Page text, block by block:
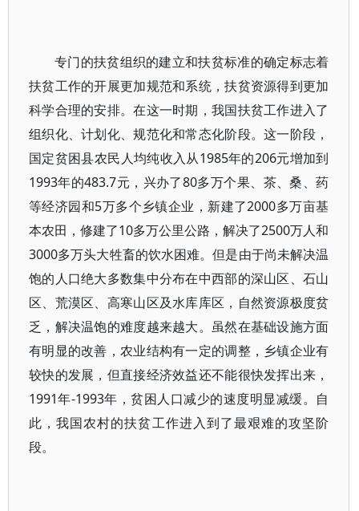
专门的扶贫组织的建立和扶贫标准的确定标志着
扶贫工作的开展更加规范和系统，扶贫资源得到更加
科学合理的安排。在这一时期，我国扶贫工作进入了
组织化、计划化、规范化和常态化阶段。这一阶段，
国定贫困县农民人均纯收入从1985年的206元增加到
1993年的483.7元，兴办了80多万个果、茶、桑、药
等经济园和5万多个乡镇企业，新建了2000多万亩基
本农田，修建了10多万公里公路，解决了2500万人和
3000多万头大牲畜的饮水困难。但是由于尚未解决温
饱的人口绝大多数集中分布在中西部的深山区、石山
区、荒漠区、高寒山区及水库库区，自然资源极度贫
乏，解决温饱的难度越来越大。虽然在基础设施方面
有明显的改善，农业结构有一定的调整，乡镇企业有
较快的发展，但直接经济效益还不能很快发挥出来，
1991年-1993年，贫困人口减少的速度明显减缓。自
此，我国农村的扶贫工作进入到了最艰难的攻坚阶
段。